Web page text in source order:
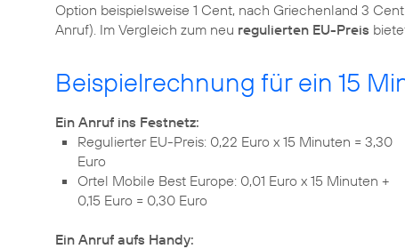
Option beispielsweise 1 Cent, nach Griechenland 3
Anruf). Im Vergleich zum neu regulierten EU-Preis
Beispielrechnung für ein 15
Ein Anruf ins Festnetz:
Regulierter EU-Preis: 0,22 Euro x 15 Minuten = 3,30
Euro
Ortel Mobile Best Europe: 0,01 Euro x 15 Minuten +
0,15 Euro = 0,30 Euro
Ein Anruf aufs Handy: